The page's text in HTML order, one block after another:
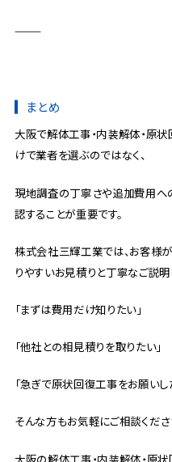
⸻
まとめ
大阪で解体工事・内装解体・原
けで業者を選ぶのではなく、
現地調査の丁寧さや追加費用へ
認することが重要です。
株式会社三輝工業では、お客様
りやすいお見積りと丁寧なご説明
「まずは費用だけ知りたい」
「他社との相見積りを取りたい」
「急ぎで原状回復工事をお願いし
そんな方もお気軽にご相談くださ
大阪の解体工事・内装解体・原